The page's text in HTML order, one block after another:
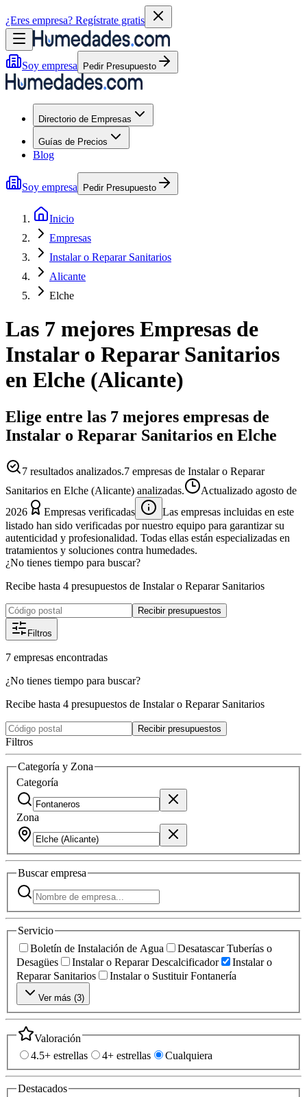
¿Eres empresa? Regístrate gratis
Soy empresa Pedir Presupuesto
Directorio de Empresas
Guías de Precios
Blog
Soy empresa Pedir Presupuesto
Inicio
Empresas
Instalar o Reparar Sanitarios
Alicante
Elche
Las 7 mejores Empresas de
Instalar o Reparar Sanitarios
en Elche (Alicante)
Elige entre las 7 mejores empresas de
Instalar o Reparar Sanitarios en Elche
7 resultados analizados.7 empresas de Instalar o Reparar
Sanitarios en Elche (Alicante) analizadas.
Actualizado agosto de
2026
Empresas verificadas
Las empresas incluidas en este
listado han sido verificadas por nuestro equipo para garantizar su
autenticidad y profesionalidad. Todas ellas están especializadas en
tratamientos y soluciones contra humedades.
¿No tienes tiempo para buscar?
Recibe hasta 4 presupuestos de Instalar o Reparar Sanitarios
Recibir presupuestos
Filtros
7 empresas encontradas
¿No tienes tiempo para buscar?
Recibe hasta 4 presupuestos de Instalar o Reparar Sanitarios
Recibir presupuestos
Filtros
Categoría y Zona
Categoría
Zona
Buscarempresa
Servicio
Boletín de Instalación de Agua
Desatascar Tuberías o
Desagües
Instalar o Reparar Descalcificador
Instalar o
Reparar Sanitarios
Instalar o Sustituir Fontanería
Ver más (3)
Valoración
4.5+ estrellas
4+ estrellas Cualquiera
Destacados